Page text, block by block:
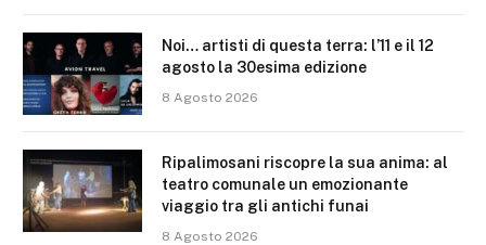
Noi… artisti di questa terra: l’11 e il 12
agosto la 30esima edizione
8 Agosto 2026
Ripalimosani riscopre la sua anima: al
teatro comunale un emozionante
viaggio tra gli antichi funai
8 Agosto 2026